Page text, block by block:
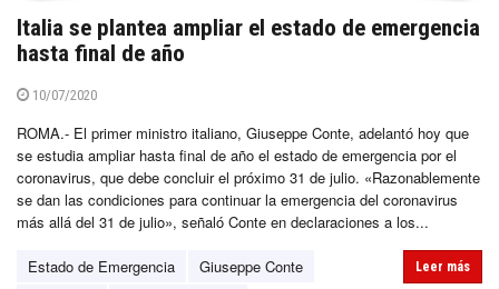
Italia se plantea ampliar el estado de emergencia
hasta final de año
10/07/2020
ROMA.- El primer ministro italiano, Giuseppe Conte, adelantó hoy que
se estudia ampliar hasta final de año el estado de emergencia por el
coronavirus, que debe concluir el próximo 31 de julio. «Razonablemente
se dan las condiciones para continuar la emergencia del coronavirus
más allá del 31 de julio», señaló Conte en declaraciones a los...
Estado de Emergencia
Giuseppe Conte
Leer más